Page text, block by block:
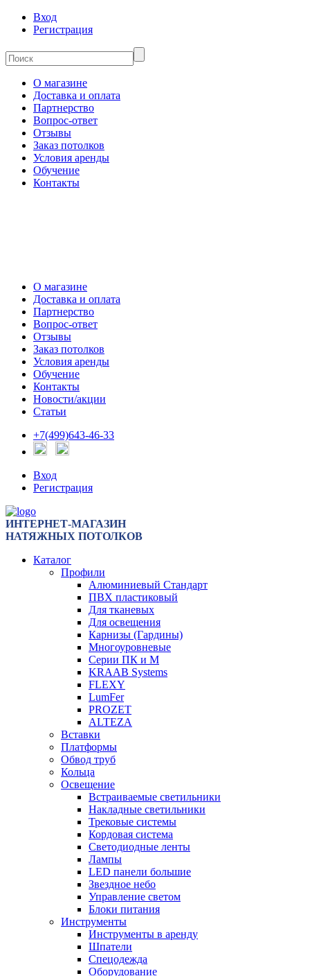
Вход
Регистрация
О магазине
Доставка и оплата
Партнерство
Вопрос-ответ
Отзывы
Заказ потолков
Условия аренды
Обучение
Контакты
О магазине
Доставка и оплата
Партнерство
Вопрос-ответ
Отзывы
Заказ потолков
Условия аренды
Обучение
Контакты
Новости/акции
Статьи
+7(499)643-46-33
Вход
Регистрация
ИНТЕРНЕТ-МАГАЗИН
НАТЯЖНЫХ ПОТОЛКОВ
Каталог
Профили
Алюминиевый Стандарт
ПВХ пластиковый
Для тканевых
Для освещения
Карнизы (Гардины)
Многоуровневые
Серии ПК и М
KRAAB Systems
FLEXY
LumFer
PROZET
ALTEZA
Вставки
Платформы
Обвод труб
Кольца
Освещение
Встраиваемые светильники
Накладные светильники
Трековые системы
Кордовая система
Светодиодные ленты
Лампы
LED панели большие
Звездное небо
Управление светом
Блоки питания
Инструменты
Инструменты в аренду
Шпатели
Спецодежда
Оборудование